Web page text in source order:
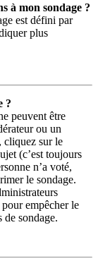
à mon sondage ?
est défini par
plus
?
peuvent être
ou un
cliquez sur le
(c’est toujours
n’a voté,
le sondage.
empêcher le
de sondage.